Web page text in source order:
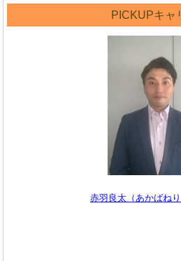
PICKUPキャ
赤羽良太（あかばね